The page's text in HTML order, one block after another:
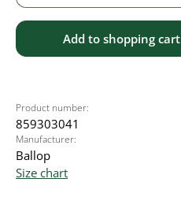
Add to shopping cart
Product number:
859303041
Manufacturer:
Ballop
Size chart